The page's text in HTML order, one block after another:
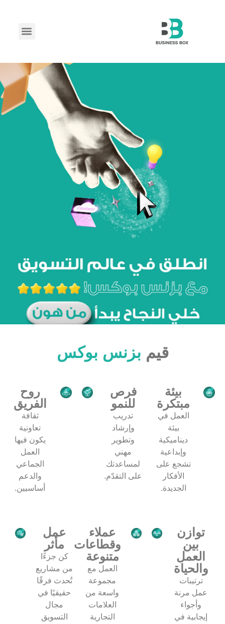
قيم بزنس بوكس
بيئة
مبتكرة
العمل في
بيئة
ديناميكية
وإبداعية
تشجع على
الأفكار
الجديدة.
فرص
للنمو
تدريب
وإرشاد
وتطوير
مهني
لمساعدتك
على التقدّم.
روح
الفريق
ثقافة
تعاونية
يكون فيها
العمل
الجماعي
والدعم
أساسيين.
توازن
بين
العمل
والحياة
ترتيبات
عمل مرنة
وأجواء
إيجابية في
عملاء
وقطاعات
متنوعة
العمل مع
مجموعة
واسعة من
العلامات
التجارية
عمل
مأثر
كن جزءًا
من مشاريع
تُحدث فرقًا
حقيقيًا في
مجال
التسويق